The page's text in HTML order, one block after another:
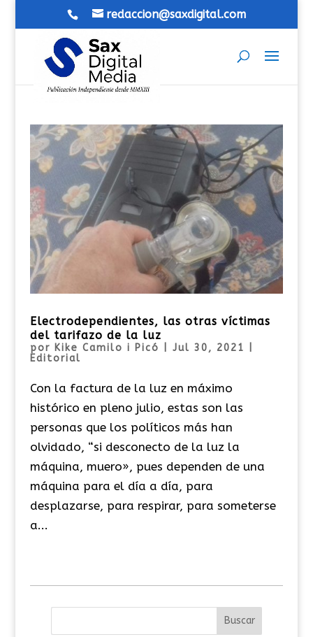
redaccion@saxdigital.com
Electrodependientes, las otras víctimas
del tarifazo de la luz
por Kike Camilo i Picó Jul 30, 2021
Editorial
Con la factura de la luz en máximo
histórico en pleno julio, estas son las
personas que los políticos más han
olvidado, “si desconecto de la luz la
máquina, muero», pues dependen de una
máquina para el día a día, para
desplazarse, para respirar, para someterse
a...